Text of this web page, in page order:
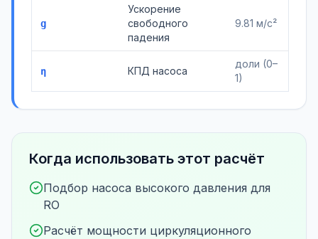
g
Ускорение
свободного
падения
9.81 м/с²
η КПД насоса
доли (0–
1)
Когда использовать этот расчёт
Подбор насоса высокого давления для
RO
Расчёт мощности циркуляционного